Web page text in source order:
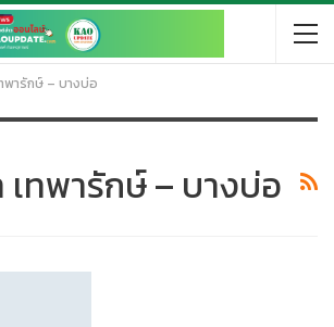
พารักษ์ – บางบ่อ
เทพารักษ์ – บางบ่อ